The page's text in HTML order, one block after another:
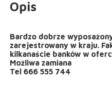
Opis
Bardzo dobrze
zarejestrowany w kraju.
kilkanaście banków w
Możliwa zamiana
Tel 666 555 744